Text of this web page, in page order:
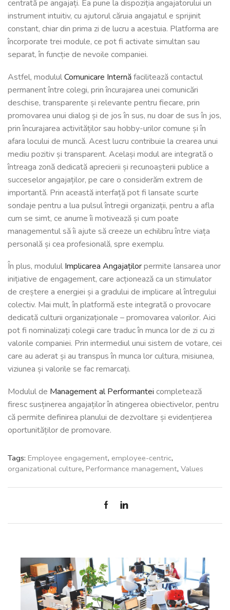
centrată pe angajați. Ea pune la dispoziția angajatorului un
instrument intuitiv, cu ajutorul căruia angajatul e sprijinit
constant, chiar din prima zi de lucru a acestuia. Platforma are
încorporate trei module, ce pot fi activate simultan sau
separat, în funcție de nevoile companiei.
Astfel, modululComunicare Internăfacilitează contactul
permanent între colegi, prin încurajarea unei comunicări
deschise, transparente și relevante pentru fiecare, prin
promovarea unui dialog și de jos în sus, nu doar de sus în jos,
prin încurajarea activităților sau hobby-urilor comune și în
afara locului de muncă. Acest lucru contribuie la crearea unui
mediu pozitiv și transparent. Același modul are integrată o
întreaga zonă dedicată aprecierii și recunoașterii publice a
succeselor angajaților, pe care o considerăm extrem de
importantă. Prin această interfață pot fi lansate scurte
sondaje pentru a lua pulsul întregii organizații, pentru a afla
cum se simt, ce anume îi motivează și cum poate
managementul să îi ajute să creeze un echilibru între viața
personală și cea profesională, spre exemplu.
În plus, modulul Implicarea Angajațilorpermite lansarea unor
inițiative de engagement, care acționează ca un stimulator
de creștere a energiei și a gradului de implicare al întregului
colectiv. Mai mult, în platformă este integrată o provocare
dedicată culturii organizaționale – promovarea valorilor. Aici
pot fi nominalizați colegii care traduc în munca lor de zi cu zi
valorile companiei. Prin intermediul unui sistem de votare, cei
care au aderat și au transpus în munca lor cultura, misiunea,
viziunea și valorile se fac remarcați.
Modulul de Management al Performantei completează
firesc susținerea angajaților în atingerea obiectivelor, pentru
că permite definirea planului de dezvoltare și evidențierea
oportunităților de promovare.
Tags: Employee engagement, employee-centric,
organizational culture, Performance management, Values